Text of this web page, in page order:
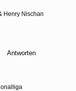
Henry Nischan
Antworten